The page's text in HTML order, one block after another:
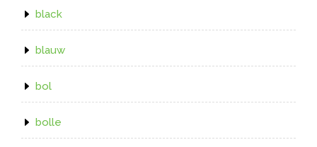
black
blauw
bol
bolle